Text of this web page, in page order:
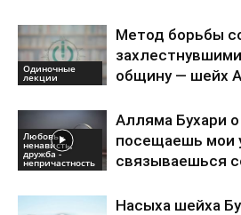
Одиночные
лекции
Метод борьбы
общину — шейх
Любовь -
ненависть,
дружба -
непричастность
Алляма Бухари
посещаешь мои
связываешься
Насыха шейха